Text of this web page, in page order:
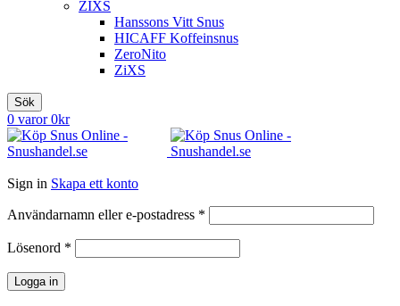
ZIXS
Hanssons Vitt Snus
HICAFF Koffeinsnus
ZeroNito
ZiXS
Sök
0 varor 0kr
Sign in Skapa ett konto
Användarnamn eller e-postadress *
Lösenord *
Logga in